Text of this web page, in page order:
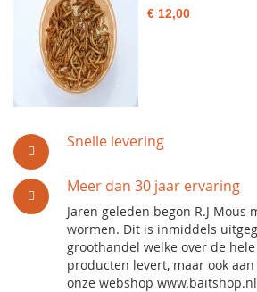
Snelle levering
Meer dan 30 jaar ervaring
Jaren geleden begon R.J Mous
wormen. Dit is inmiddels
groothandel welke over de
producten levert, maar ook
onze webshop
€ 12,00